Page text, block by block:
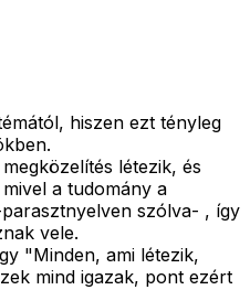
hiszen ezt tényleg
létezik, és
a tudomány a
szólva- , így
vele.
"Minden, ami létezik,
mind igazak, pont ezért